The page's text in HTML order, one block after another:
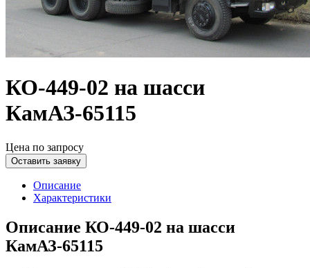
КО-449-02 на шасси
КамАЗ-65115
Цена по запросу
Оставить заявку
Описание
Характеристики
Описание КО-449-02 на шасси
КамАЗ-65115